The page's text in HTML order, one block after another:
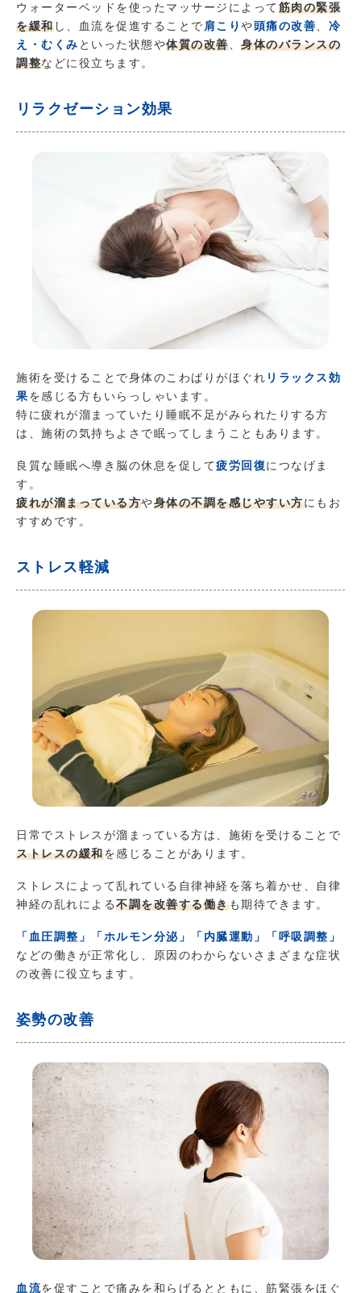
ウォーターベッドを使ったマッサージによって筋肉の緊張
を緩和し、血流を促進することで 肩こり や頭痛の改善
冷
え・むくみ といった状態や体質の改善、 身体のバランスの
調整などに役立ちます。
リラクゼーション効果
施術を受けることで身体のこわばりがほぐれ リラックス効
果を感じる方もいらっしゃいます。
特に疲れが溜まっていたり睡眠不足がみられたりする方
は、施術の気持ちよさで眠ってしまうこともあります。
良質な睡眠へ導き脳の休息を促して疲労回復につなげま
す。
疲れが溜まっている方や身体の不調を感じやすい方にもお
すすめです。
ストレス軽減
日常でストレスが溜まっている方は、施術を受けることで
ストレスの緩和を感じることがあります。
ストレスによって乱れている自律神経を落ち着かせ、自律
神経の乱れによる不調を改善する働きも期待できます。
「血圧調整」「ホルモン分泌」「内臓運動」「呼吸調整」
などの働きが正常化し、原因のわからないさまざまな症状
の改善に役立ちます。
姿勢の改善
血流を促すことで痛みを和らげるとともに、筋緊張をほぐ